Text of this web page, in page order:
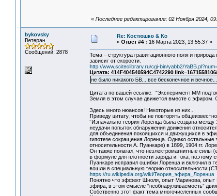
« Последнее редактирование: 02 Ноября 2024,
bykovsky
Ветеран
Сообщений: 2878
Re: Костюшко & Ко
« Ответ #4 : 16 Марта 2023, 13:55:37 »
Тема – структура гравитационного поля и
зависит от скорости.
http://www.sciteclibrary.ru/cgi-bin/yabb2/
Цитата: 414F404540594C4742290
не было никакого БВ... все бесконечное и
Цитата по вашей ссылке: "Эксперимент ММ
Земля в этом случае движется вместе с эфиром.
Здесь много нюансов! Некоторые из них...
Приведу цитату, чтобы не повторять
“Изначально теория Лоренца была создана
неудачи попыток обнаружения движения
для объединения покоящихся и движущихся в
гипотезе сокращения Лоренца. Однако остальные
относительности А. Пуанкаре) в 1899, 1904 гг.
Он также полагал, что неэлектромагнитные силы
в формуле для плотности заряда и тока, поэтому
Пуанкаре исправил ошибки Лоренца и включил в
вошли в специальную теорию относительности
https://ru.wikipedia.org/wiki/Теория_эфира_Лоренца
Понятно что эффект Шноля, опыт Маринова, опыт
эфира, в этом смысле “необнаруживаемость”
Собственно этот факт тема многочисленных